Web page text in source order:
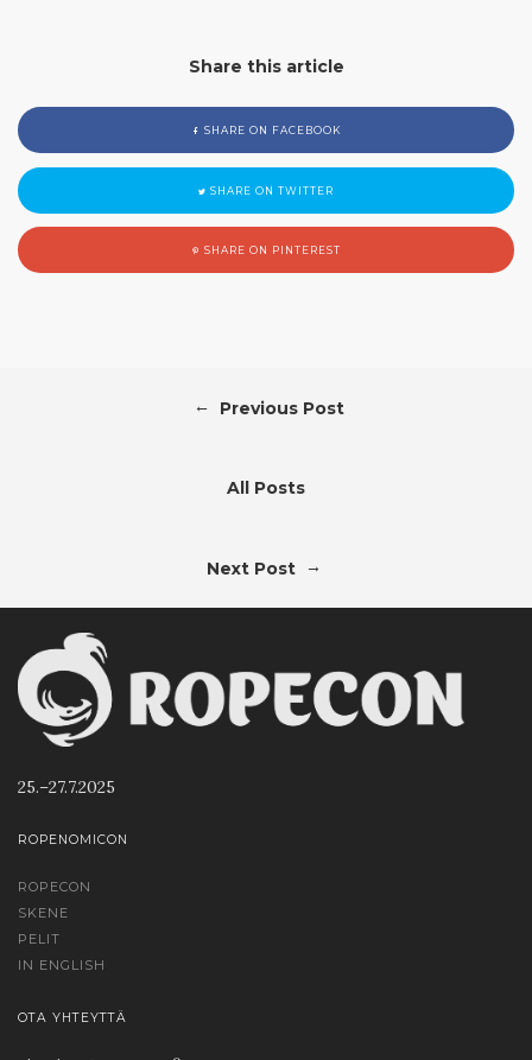
Share this article
SHARE ON FACEBOOK
SHARE ON TWITTER
SHARE ON PINTEREST
← Previous Post
All Posts
Next Post →
25.–27.7.2025
ROPENOMICON
ROPECON
SKENE
PELIT
IN ENGLISH
OTA YHTEYTTÄ